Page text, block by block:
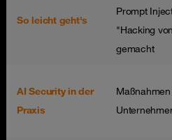
So leicht geht's
Prompt
"Hacking
gemacht
AI Security in der
Praxis